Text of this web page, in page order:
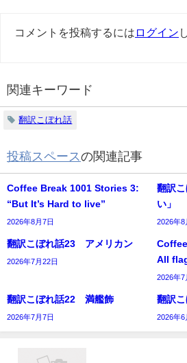
コメントを投稿するには ログイン
関連キーワード
翻訳こぼれ話
投稿スペースの関連記事
Coffee Break 1001 Stories 3:
“But It’s Hard to live”
2026年8月7日
翻訳
い」
2026年8
翻訳こぼれ話23 アメリカン
2026年7月22日
All
2026年7
翻訳こぼれ話22 満艦飾
2026年7月7日
翻訳
2026年6